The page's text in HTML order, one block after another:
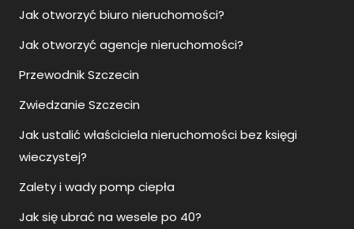
Jak otworzyć biuro nieruchomości?
Jak otworzyć agencje nieruchomości?
Przewodnik Szczecin
Zwiedzanie Szczecin
Jak ustalić właściciela nieruchomości bez księgi
wieczystej?
Zalety i wady pomp ciepła
Jak się ubrać na wesele po 40?